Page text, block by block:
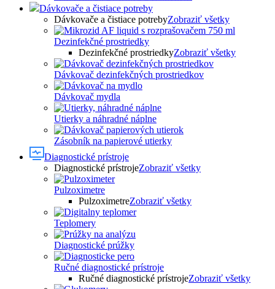
Dávkovače a čistiace potreby
Dávkovače a čistiace potrebyZobraziť všetky
Dezinfekčné prostriedky
Dezinfekčné prostriedkyZobraziť všetky
Dávkovač dezinfekčných prostriedkov
Dávkovač mydla
Utierky a náhradné náplne
Zásobník na papierové utierky
Diagnostické prístroje
Diagnostické prístrojeZobraziť všetky
Pulzoximetre
PulzoximetreZobraziť všetky
Teplomery
Diagnostické prúžky
Ručné diagnostické prístroje
Ručné diagnostické prístrojeZobraziť všetky